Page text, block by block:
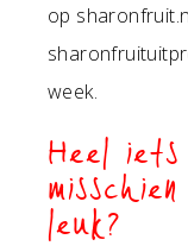
op
week.
Heel iets
leuk?